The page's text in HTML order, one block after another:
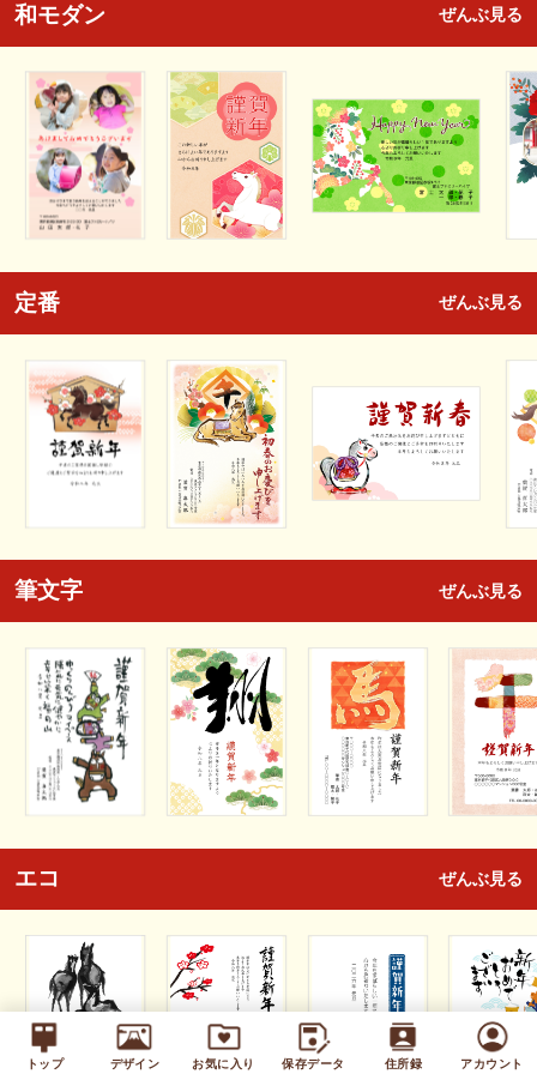
トップ デザイン お気に入り 保存データ 住所録 アカウント
和モダン ぜんぶ見る
定番 ぜんぶ見る
筆文字 ぜんぶ見る
エコ ぜんぶ見る